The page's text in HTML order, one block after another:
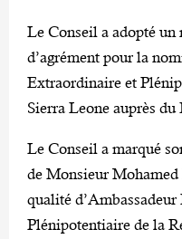
Le Conseil a adopté
d’agrément pour la
Extraordinaire et
Sierra Leone auprès
Le Conseil a marqué
de Monsieur
qualité
Plénipotentiaire de la